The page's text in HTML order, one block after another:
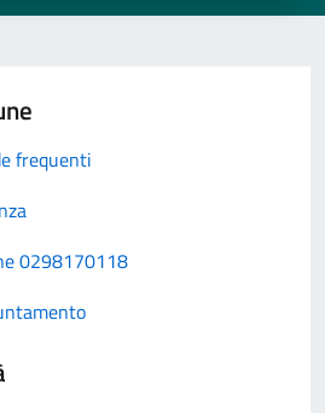
frequenti
0298170118